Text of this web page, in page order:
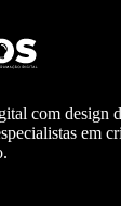
com design
em